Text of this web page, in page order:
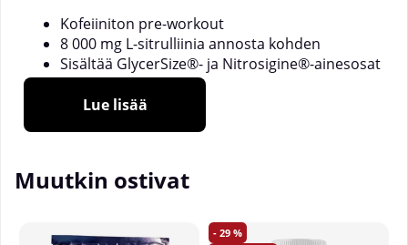
Kofeiiniton pre-workout
8 000 mg L-sitrulliinia annosta kohden
Sisältää GlycerSize®- ja Nitrosigine®-ainesosat
20 annosta pakkauksessa
Sopii myös iltaharjoitteluun
Jokainen annos sisältää 8 000 mg L-sitrulliinia
glyserolin ja 2 000 mg vedettömän betaiinin kanssa.
Nitrosigine®-arginiinisilikaattia, joka on patentoitu
inositolilla stabiloitu arginiinisilikaatti ja tunnettu
Lue lisää
Muutkin ostivat
29